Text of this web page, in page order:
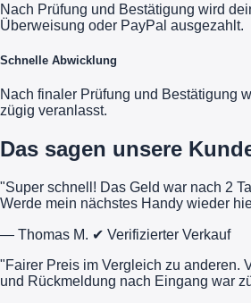
Nach Prüfung und Bestätigung wird
Überweisung oder PayPal ausgezahlt.
Schnelle Abwicklung
Nach finaler Prüfung und Bestätigung
zügig veranlasst.
Das sagen unsere
"Super schnell! Das Geld war nach 2
Werde mein nächstes Handy wieder
— Thomas M. ✔ Verifizierter Verkauf
"Fairer Preis im Vergleich zu anderen.
und Rückmeldung nach Eingang war